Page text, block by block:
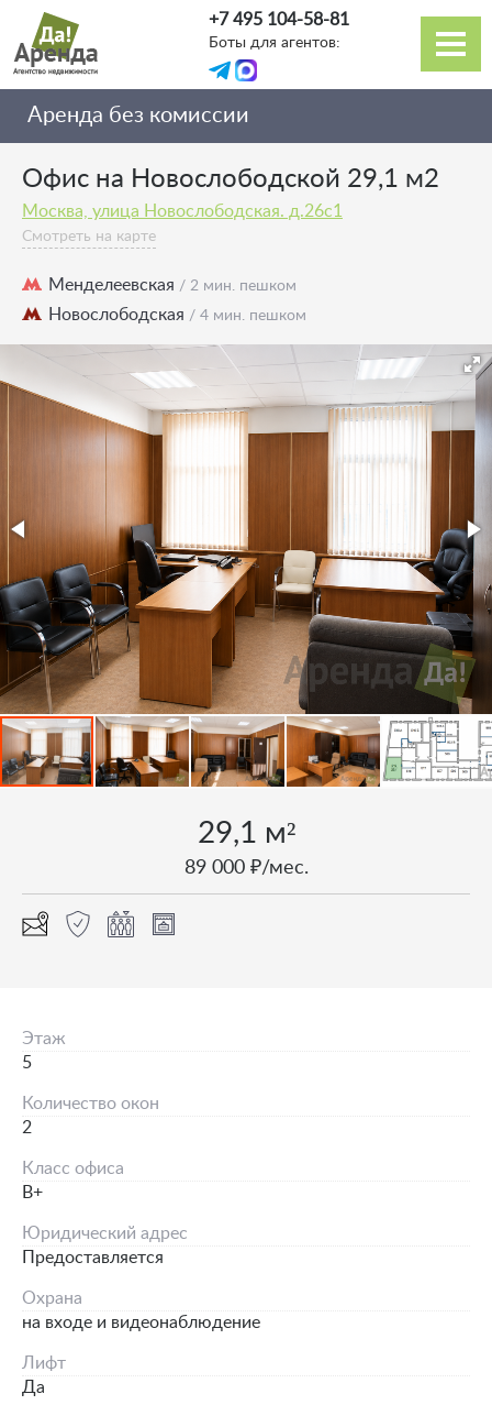
Перейти
основному
содержанию
Основная
навигация
+7 495 104-58-81
Боты для агентов:
Аренда без комиссии
Офис на Новослободской 29,1 м2
Москва, улица Новослободская. д.26с1
Смотреть на карте
Менделеевская / 2 мин. пешком
Новослободская / 4 мин. пешком
29,1 м²
89 000 ₽/мес.
Этаж
5
Количество окон
2
Класс офиса
B+
Юридический адрес
Предоставляется
Охрана
на входе и видеонаблюдение
Лифт
Да